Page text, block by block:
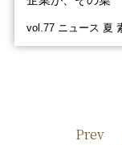
vol.77 ニュース 夏
Prev